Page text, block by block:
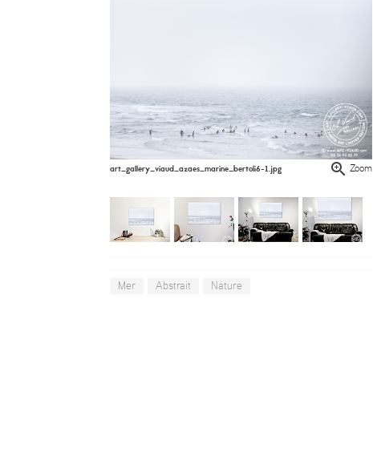
art_gallery_viaud_azaes_marine_bertoli6-1.jpg Zoom
Mer Abstrait Nature